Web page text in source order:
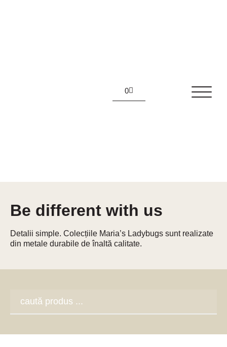
0
Be different with us
Detalii simple. Colecțiile Maria’s Ladybugs sunt realizate
din metale durabile de înaltă calitate.